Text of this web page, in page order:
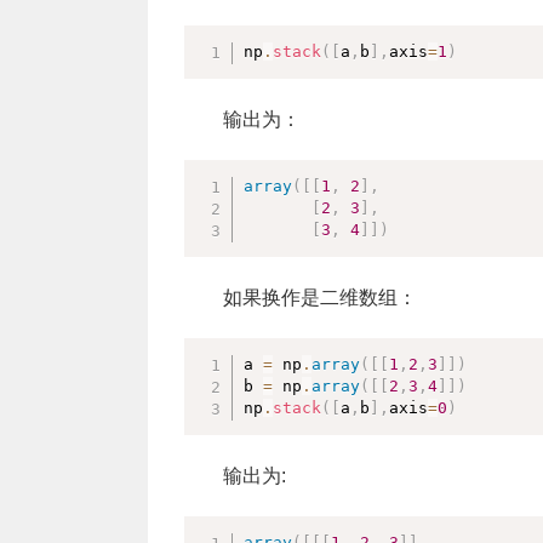
np . stack( a , b , axis=1 )
输出为：
array( 1 , 2
,
2 , 3
,
[3 , 4 )
如果换作是二维数组：
a = np . array( 1 , 2 ,3
)
b = np . array( 2 ,3 ,4
)
np . stack( a , b , axis=0 )
输出为: